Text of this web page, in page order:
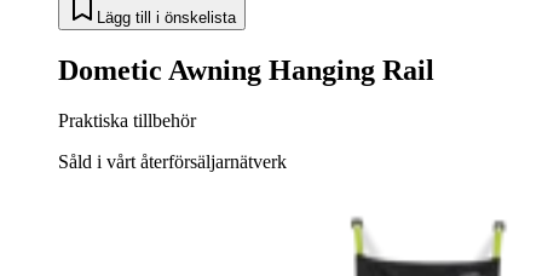
Lägg till i önskelista
Dometic Awning Hanging Rail
Praktiska tillbehör
Såld i vårt återförsäljarnätverk